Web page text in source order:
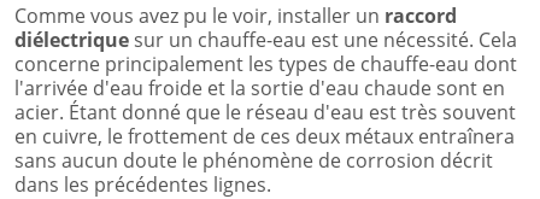
Comme vous avez pu le voir, installer un raccord
diélectrique sur un chauffe-eau est une nécessité. Cela
concerne principalement les types de chauffe-eau dont
l'arrivée d'eau froide et la sortie d'eau chaude sont en
acier. Étant donné que le réseau d'eau est très souvent
en cuivre, le frottement de ces deux métaux entraînera
sans aucun doute le phénomène de corrosion décrit
dans les précédentes lignes.